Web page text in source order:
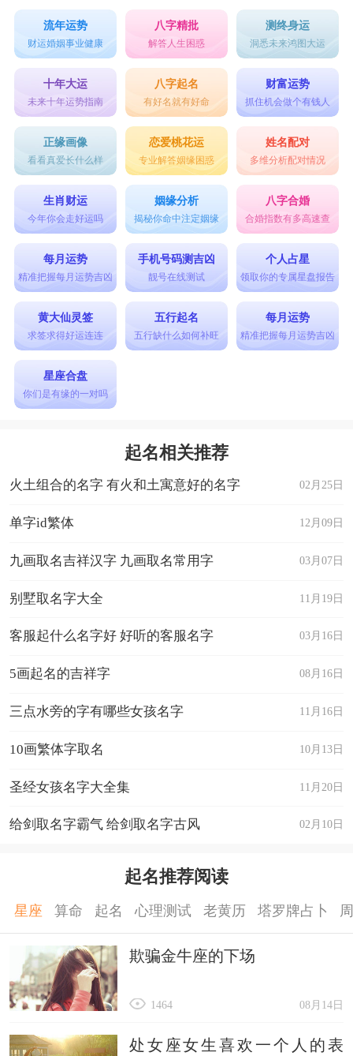
流年运势
财运婚姻事业健康
八字精批
解答人生困惑
测终身运
洞悉未来鸿图大运
十年大运
未来十年运势指南
八字起名
有好名就有好命
财富运势
抓住机会做个有钱人
正缘画像
看看真爱长什么样
恋爱桃花运
专业解答姻缘困惑
姓名配对
多维分析配对情况
生肖财运
今年你会走好运吗
姻缘分析
揭秘你命中注定姻缘
八字合婚
合婚指数有多高速查
每月运势
精准把握每月运势吉凶
手机号码测吉凶
靓号在线测试
个人占星
领取你的专属星盘报告
黄大仙灵签
求签求得好运连连
五行起名
五行缺什么如何补旺
每月运势
精准把握每月运势吉凶
星座合盘
你们是有缘的一对吗
起名相关推荐
02月25日
火土组合的名字 有火和土寓意好的名字
12月09日
单字id繁体
03月07日
九画取名吉祥汉字 九画取名常用字
11月19日
别墅取名字大全
03月16日
客服起什么名字好 好听的客服名字
08月16日
5画起名的吉祥字
11月16日
三点水旁的字有哪些女孩名字
10月13日
10画繁体字取名
11月20日
圣经女孩名字大全集
02月10日
给剑取名字霸气 给剑取名字古风
起名推荐阅读
星座 算命 起名 心理测试 老黄历 塔罗牌占卜
欺骗金牛座的下场
08月14日
1464
处女座女生喜欢一个人的表